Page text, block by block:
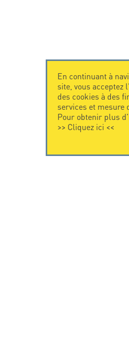
En continuant à
site, vous acceptez
des cookies à des
services et mesure
Pour obtenir plus
>> Cliquez ici <<